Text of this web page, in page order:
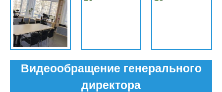
Видеообращение генерального
директора